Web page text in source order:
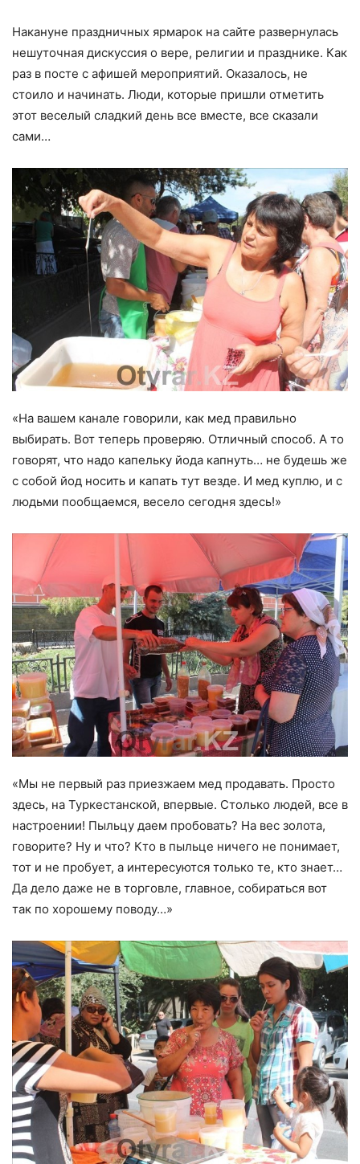
Накануне праздничных ярмарок на сайте развернулась
нешуточная дискуссия о вере, религии и празднике. Как
раз в посте с афишей мероприятий. Оказалось, не
стоило и начинать. Люди, которые пришли отметить
этот веселый сладкий день все вместе, все сказали
сами…
«На вашем канале говорили, как мед правильно
выбирать. Вот теперь проверяю. Отличный способ. А то
говорят, что надо капельку йода капнуть… не будешь же
с собой йод носить и капать тут везде. И мед куплю, и с
людьми пообщаемся, весело сегодня здесь!»
«Мы не первый раз приезжаем мед продавать. Просто
здесь, на Туркестанской, впервые. Столько людей, все в
настроении! Пыльцу даем пробовать? На вес золота,
говорите? Ну и что? Кто в пыльце ничего не понимает,
тот и не пробует, а интересуются только те, кто знает…
Да дело даже не в торговле, главное, собираться вот
так по хорошему поводу…»